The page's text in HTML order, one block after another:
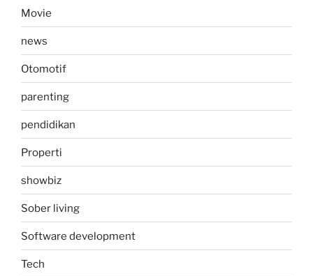
Movie
news
Otomotif
parenting
pendidikan
Properti
showbiz
Sober living
Software development
Tech